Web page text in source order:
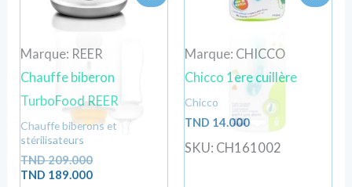
Marque: REER
Chauffe biberon
TurboFood REER
Chauffe biberons et
stérilisateurs
TND209.000
TND 189.000
Marque: CHICCO
Chicco 1ere cuillère
Chicco
TND 14.000
SKU: CH161002